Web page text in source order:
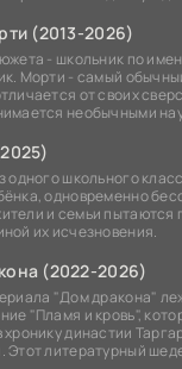
(2013-2026)
- школьник по
Морти - самый
от своих
необычными
одного школьного
одновременно
и семьи пытаются
их исчезновения.
(2022-2026)
"Дом дракона"
"Пламя и кровь",
хронику династии
Этот литературный